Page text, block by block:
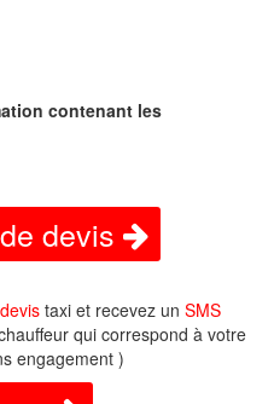
contenant les
devis
taxi et recevez un SMS
qui correspond à votre
engagement )